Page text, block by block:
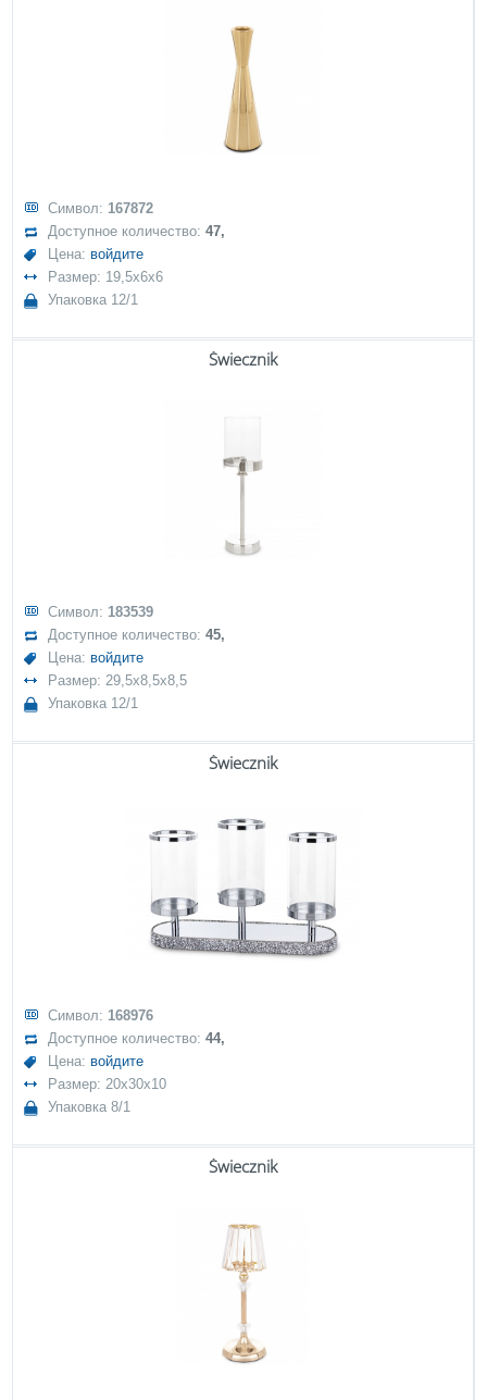
Символ: 167872
Доступное количество:47,
Цена: войдите
Размер: 19,5x6x6
Упаковка 12/1
Świecznik
Символ: 183539
Доступное количество:45,
Цена: войдите
Размер: 29,5x8,5x8,5
Упаковка 12/1
Świecznik
Символ: 168976
Доступное количество:44,
Цена: войдите
Размер: 20x30x10
Упаковка 8/1
Świecznik